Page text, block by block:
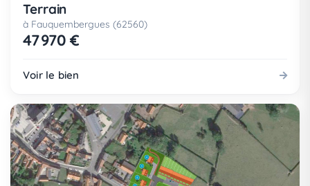
Terrain
à Fauquembergues (62560)
47 970 €
Voir le bien